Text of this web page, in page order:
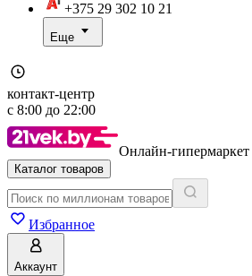
+375 29 302 10 21
Еще
контакт-центр
с 8:00 до 22:00
Онлайн-
Каталог товаров
Избранное
Аккаунт